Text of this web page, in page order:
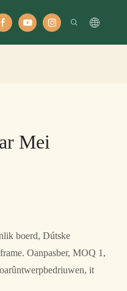
Mei
boerd, Dútske
Oanpasber, MOQ 1,
it